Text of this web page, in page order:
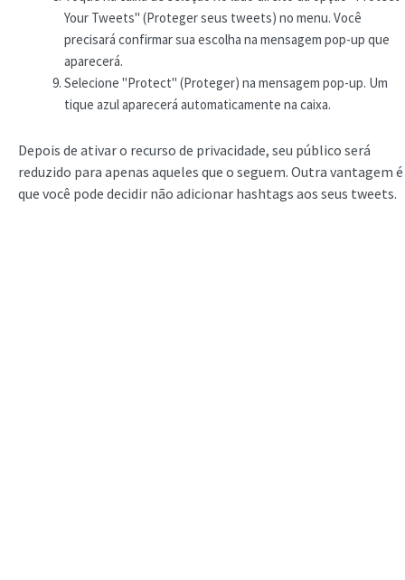
Your Tweets" (Proteger seus tweets) no menu. Você
precisará confirmar sua escolha na mensagem pop-up que
aparecerá.
Selecione "Protect" (Proteger) na mensagem pop-up. Um
tique azul aparecerá automaticamente na caixa.
Depois de ativar o recurso de privacidade, seu público será
reduzido para apenas aqueles que o seguem. Outra vantagem é
que você pode decidir não adicionar hashtags aos seus tweets.